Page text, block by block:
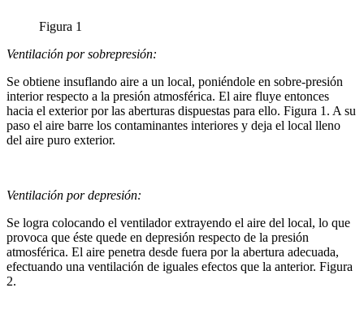
Figura 1
Ventilación por sobrepresión:
Se obtiene insuflando aire a un local, poniéndole en sobre-presión
interior respecto a la presión atmosférica. El aire fluye entonces
hacia el exterior por las aberturas dispuestas para ello. Figura 1. A su
paso el aire barre los contaminantes interiores y deja el local lleno
del aire puro exterior.
Ventilación por depresión:
Se logra colocando el ventilador extrayendo el aire del local, lo que
provoca que éste quede en depresión respecto de la presión
atmosférica. El aire penetra desde fuera por la abertura adecuada,
efectuando una ventilación de iguales efectos que la anterior. Figura
2.